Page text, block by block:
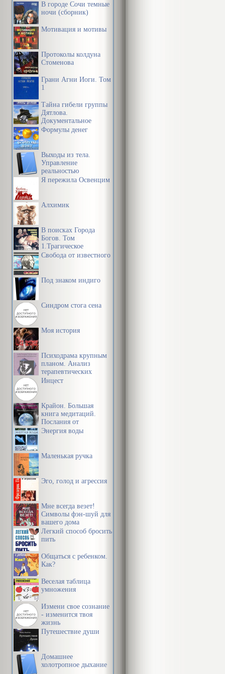
В городе Сочи темные
ночи (сборник)
Мотивация и мотивы
Протоколы колдуна
Стоменова
Грани Агни Йоги. Том
1
Тайна гибели группы
Дятлова.
Документальное
расследование
Формулы денег
Выходы из тела.
Управление
реальностью
Я пережила Освенцим
Алхимик
В поисках Города
Богов. Том
1.Трагическое
послание древних.
Свобода от известного
Под знаком индиго
Синдром стога сена
Моя история
Психодрама крупным
планом. Анализ
терапевтических
механизмов
Инцест
Крайон. Большая
книга медитаций.
Послания от
Источника
Энергия воды
Маленькая ручка
Эго, голод и агрессия
Мне всегда везет!
Символы фэн-шуй для
вашего дома
Легкий способ бросить
пить
Общаться с ребенком.
Как?
Веселая таблица
умножения
Измени свое сознание
- изменится твоя
жизнь
Путешествие души
Домашнее
холотропное дыхание